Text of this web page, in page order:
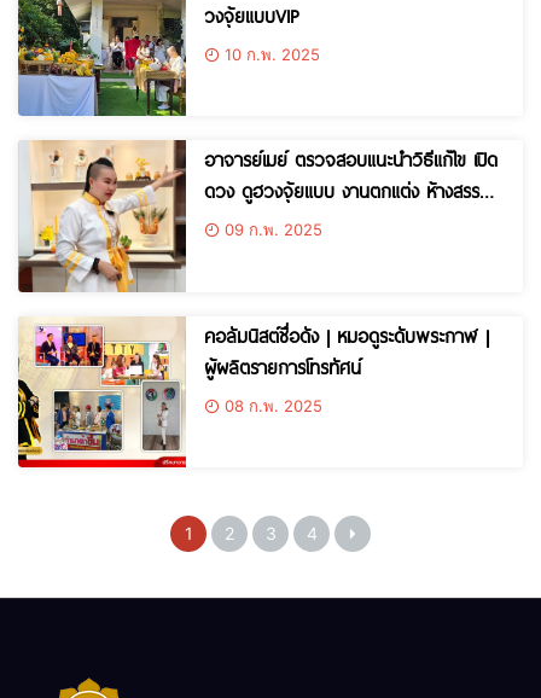
วงจุ้ยแบบVIP
10 ก.พ. 2025
อาจารย์เมย์ ตรวจสอบ​แนะนำวิธีแก้ไข เปิด
ดวง ดูฮวงจุ้ย​แบบ งานตกแต่ง ห้างสรรพ
สินค้าระดับ Luxury
09 ก.พ. 2025
คอลัมนิสต์ชื่อดัง | หมอดูระดับพระกาฬ |
ผู้ผลิตรายการโทรทัศน์
08 ก.พ. 2025
1 2 3 4